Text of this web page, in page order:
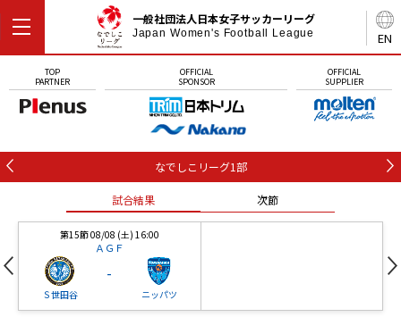
EN
一般社団法人日本女子サッカーリーグ
Japan Women's Football League
TOP
PARTNER
OFFICIAL
SPONSOR
OFFICIAL
SUPPLIER
なでしこリーグ1部
試合結果 次節
第15節 08/08 (土) 16:00
ＡＧＦ
Ｓ世田谷
-
ニッパツ